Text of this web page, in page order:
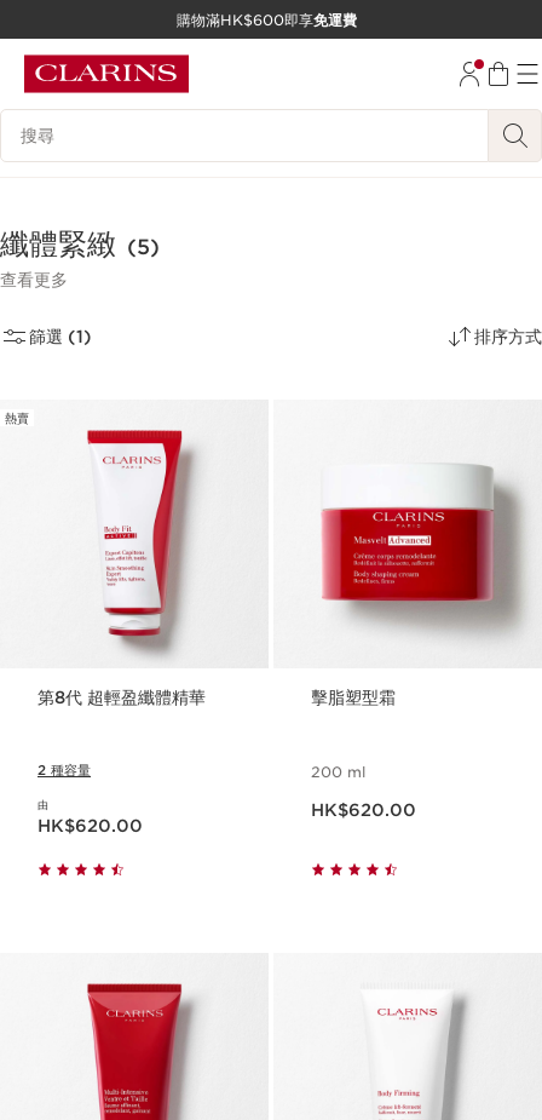
跳至內容
購物滿HK$600即享免運費
搜尋內容說明
纖體緊緻 (5)
查看更多
篩選 (1) 排序方式
熱賣
第8代 超輕盈纖體精華
2 種容量
由
現在價格HK$620.00
HK$620.00
擊脂塑型霜
200 ml
HK$620.00